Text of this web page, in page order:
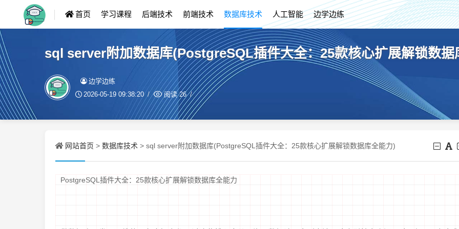
首页 学习课程 后端技术 前端技术 数据库技术 人工智能 边学边练
sql server附加数据库(PostgreSQL插件大全：25款核心扩展解锁数据
边学边练
2026-05-19 09:38:20 阅读26
网站首页 > 数据库技术 > sql server附加数据库(PostgreSQL插件大全：25款核心扩展解锁数据库全能力)
PostgreSQL插件大全：25款核心扩展解锁数据库全能力